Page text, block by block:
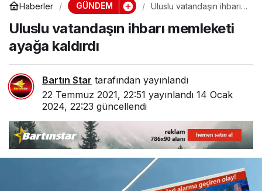
Haberler GÜNDEM
Uluslu vatandaşın ihbarı
Uluslu vatandaşın ihbarı memleketi
ayağa kaldırdı
Bartın Star tarafından yayınlandı
22 Temmuz 2021, 22:51 yayınlandı 14 Ocak
2024, 22:23 güncellendi